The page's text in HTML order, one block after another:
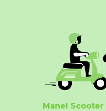
Manel Scooter